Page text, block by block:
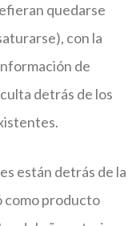
quedarse
con la
de
detrás de los
están detrás de la
como producto